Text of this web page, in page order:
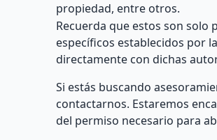
propiedad, entre otros.
Recuerda que estos son solo
específicos establecidos por
directamente con dichas
Si estás buscando
contactarnos. Estaremos
del permiso necesario para